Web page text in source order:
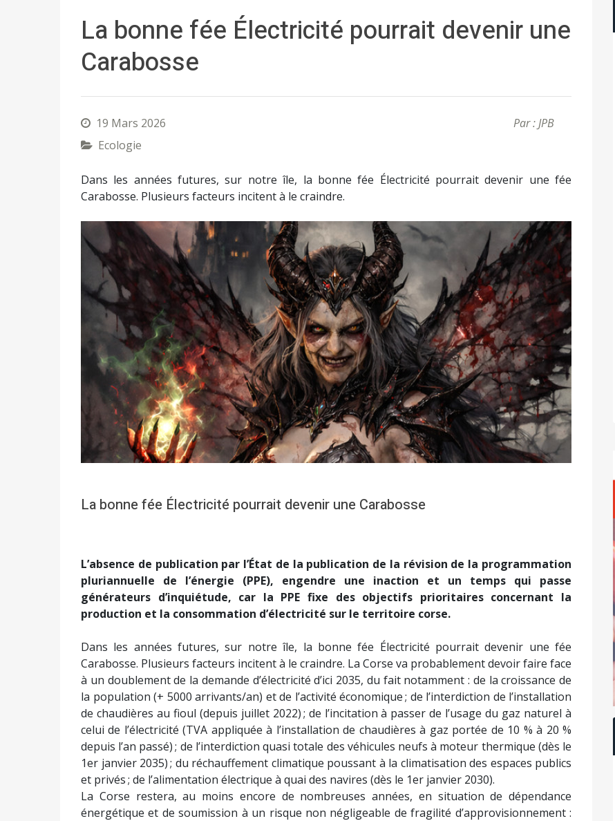
La bonne fée Électricité pourrait devenir une
Carabosse
19 Mars 2026
Par : JPB
Ecologie
Dans les années futures, sur notre île, la bonne fée Électricité pourrait devenir une fée
Carabosse. Plusieurs facteurs incitent à le craindre.
La bonne fée Électricité pourrait devenir une Carabosse
L’absence de publication par l’État de la publication de la révision de la programmation
pluriannuelle de l’énergie (PPE), engendre une inaction et un temps qui passe
générateurs d’inquiétude, car la PPE fixe des objectifs prioritaires concernant la
production et la consommation d’électricité sur le territoire corse.
Dans les années futures, sur notre île, la bonne fée Électricité pourrait devenir une fée
Carabosse. Plusieurs facteurs incitent à le craindre. La Corse va probablement devoir faire face
à un doublement de la demande d’électricité d’ici 2035, du fait notamment : de la croissance de
la population (+ 5000 arrivants/an) et de l’activité économique ; de l’interdiction de l’installation
de chaudières au fioul (depuis juillet 2022) ; de l’incitation à passer de l’usage du gaz naturel à
celui de l’électricité (TVA appliquée à l’installation de chaudières à gaz portée de 10 % à 20 %
depuis l’an passé) ; de l’interdiction quasi totale des véhicules neufs à moteur thermique (dès le
1er janvier 2035) ; du réchauffement climatique poussant à la climatisation des espaces publics
et privés ; de l’alimentation électrique à quai des navires (dès le 1er janvier 2030).
La Corse restera, au moins encore de nombreuses années, en situation de dépendance
énergétique et de soumission à un risque non négligeable de fragilité d’approvisionnement :